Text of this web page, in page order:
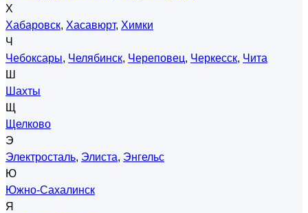
Х
Хабаровск, Хасавюрт, Химки
Ч
Чебоксары, Челябинск, Череповец, Черкесск, Чита
Ш
Шахты
Щ
Щелково
Э
Электросталь, Элиста, Энгельс
Ю
Южно-Сахалинск
Я